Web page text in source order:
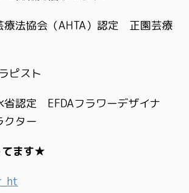
療法協会（AHTA）認定 正園芸療
ピスト
省認定 EFDAフラワーデザイナ
ター
ます★